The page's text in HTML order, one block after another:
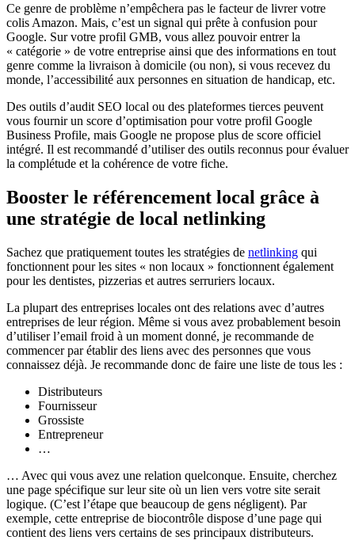
Ce genre de problème n’empêchera pas le facteur de livrer votre
colis Amazon. Mais, c’est un signal qui prête à confusion pour
Google. Sur votre profil GMB, vous allez pouvoir entrer la
« catégorie » de votre entreprise ainsi que des informations en tout
genre comme la livraison à domicile (ou non), si vous recevez du
monde, l’accessibilité aux personnes en situation de handicap, etc.
Des outils d’audit SEO local ou des plateformes tierces peuvent
vous fournir un score d’optimisation pour votre profil Google
Business Profile, mais Google ne propose plus de score officiel
intégré. Il est recommandé d’utiliser des outils reconnus pour évaluer
la complétude et la cohérence de votre fiche.
Booster le référencement local grâce à
une stratégie de local netlinking
Sachez que pratiquement toutes les stratégies de netlinking qui
fonctionnent pour les sites « non locaux » fonctionnent également
pour les dentistes, pizzerias et autres serruriers locaux.
La plupart des entreprises locales ont des relations avec d’autres
entreprises de leur région. Même si vous avez probablement besoin
d’utiliser l’email froid à un moment donné, je recommande de
commencer par établir des liens avec des personnes que vous
connaissez déjà. Je recommande donc de faire une liste de tous les :
Distributeurs
Fournisseur
Grossiste
Entrepreneur
…
… Avec qui vous avez une relation quelconque. Ensuite, cherchez
une page spécifique sur leur site où un lien vers votre site serait
logique. (C’est l’étape que beaucoup de gens négligent). Par
exemple, cette entreprise de biocontrôle dispose d’une page qui
contient des liens vers certains de ses principaux distributeurs.